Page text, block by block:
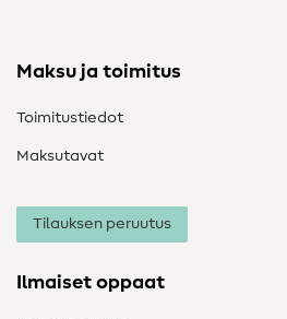
Maksu ja toimitus
Toimitustiedot
Maksutavat
Tilauksen peruutus
Ilmaiset oppaat